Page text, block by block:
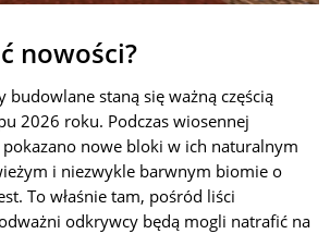
nowości?
budowlane staną się ważną częścią
2026 roku. Podczas wiosennej
nowe bloki w ich naturalnym
i niezwykle barwnym biomie o
To właśnie tam, pośród liści
odkrywcy będą mogli natrafić na